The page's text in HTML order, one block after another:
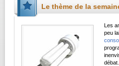
Le thème de la
Les
peu
débat.